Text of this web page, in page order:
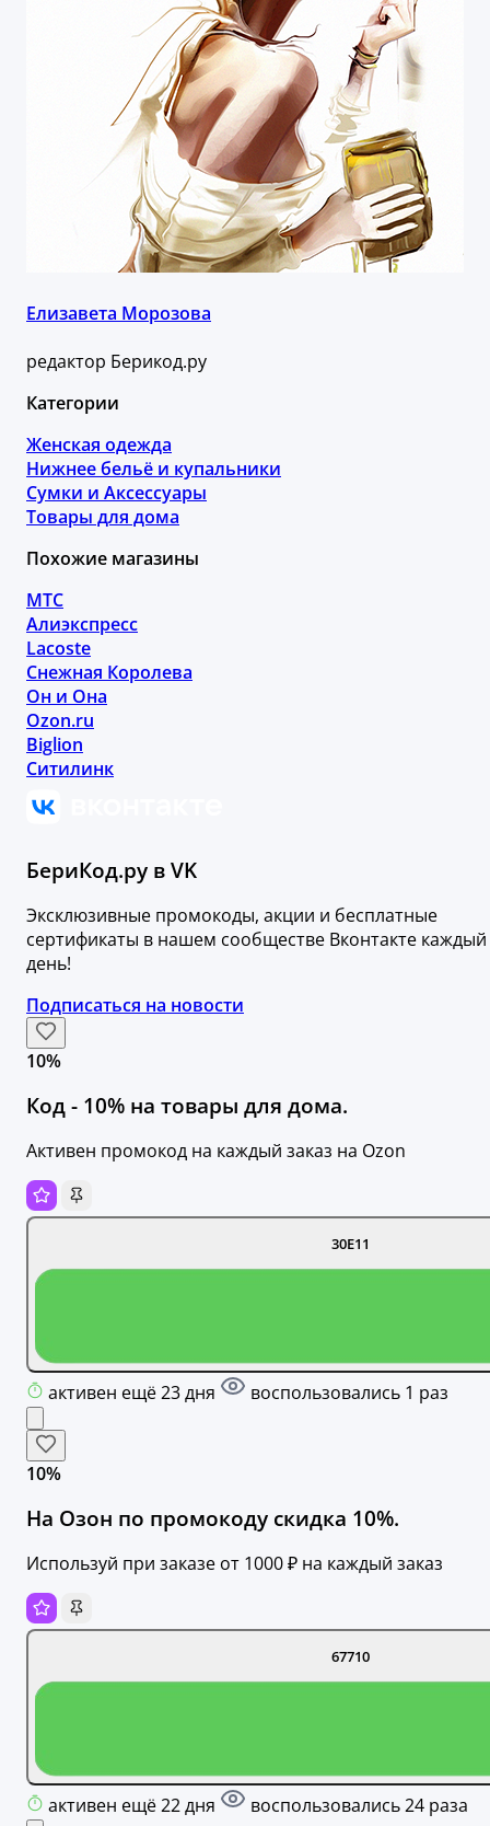
Елизавета Морозова
редактор Берикод.ру
Категории
Женская одежда
Нижнее бельё и купальники
Сумки и Аксессуары
Товары для дома
Похожие магазины
МТС
Алиэкспресс
Lacoste
Снежная Королева
Он и Она
Ozon.ru
Biglion
Ситилинк
БериКод.ру в VK
Эксклюзивные промокоды, акции и бесплатные
сертификаты в нашем сообществе Вконтакте каждый
день!
Подписаться на новости
10%
Код - 10% на товары для дома.
Активен промокод на каждый заказ на Оzon
30E11
активен ещё 23 дня воспользовались 1 раз
10%
На Озон по промокоду скидка 10%.
Используй при заказе от 1000 ₽ на каждый заказ
67710
активен ещё 22 дня воспользовались 24 раза